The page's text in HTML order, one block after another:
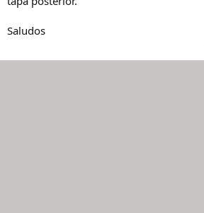
Saludos